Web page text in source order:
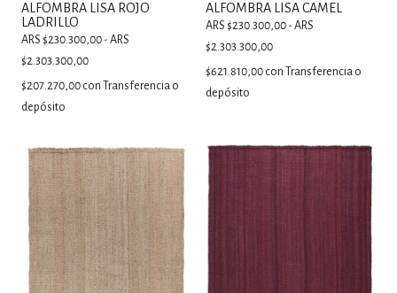
ALFOMBRA LISA ROJO
LADRILLO
ARS $230.300,00 - ARS
$2.303.300,00
$207.270,00 con
Transferencia o
depósito
ALFOMBRA LISA CAMEL
ARS $230.300,00 - ARS
$2.303.300,00
$621.810,00 con
Transferencia o
depósito